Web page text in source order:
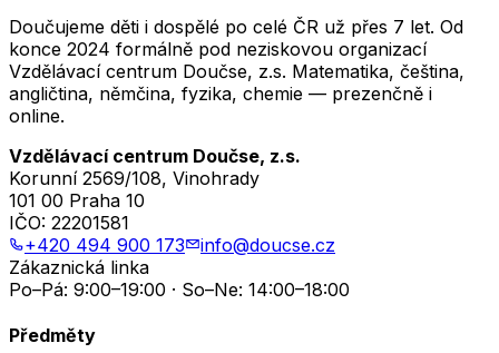
Doučujeme děti i dospělé po celé ČR už přes 7 let. Od
konce 2024 formálně pod neziskovou organizací
Vzdělávací centrum Doučse, z.s. Matematika, čeština,
angličtina, němčina, fyzika, chemie — prezenčně i
online.
Vzdělávací centrum Doučse, z.s.
Korunní 2569/108, Vinohrady
101 00 Praha 10
IČO: 22201581
+420 494 900 173
info@doucse.cz
Zákaznická linka
Po–Pá: 9:00–19:00 · So–Ne: 14:00–18:00
Předměty